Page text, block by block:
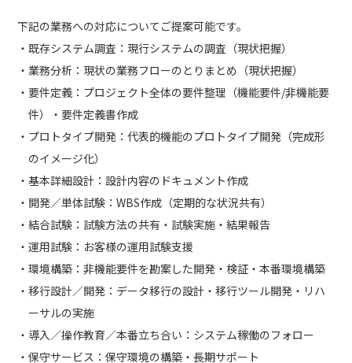
下記の業務への対応についてご提案可能です。
・既存システム調査：現行システムの調査（現状把握）
・業務分析：現状の業務フローのとりまとめ（現状把握）
・要件定義：プロジェクト全体の要件整理（機能要件/非機能要
件）・要件定義書作成
・プロトタイプ開発：代表的機能のプロトタイプ開発（完成形
のイメージ化）
・基本詳細設計：設計内容のドキュメント作成
・開発／単体試験：WBS作成（定期的な状況共有）
・結合試験：試験方法の共有・試験実施・結果報告
・運用試験：お客様の運用試験支援
・環境構築：非機能要件を勘案した開発・検証・本番環境構築
・移行設計／開発：データ移行の設計・移行ツール開発・リハ
ーサルの実施
・導入／操作教育／本番立ち合い：システム稼働のフォロー
・保守サービス：保守環境の構築・長期サポート